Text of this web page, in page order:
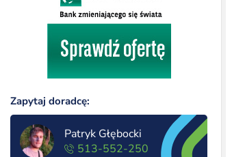
Zapytaj doradcę:
Patryk Głębocki
513-552-250